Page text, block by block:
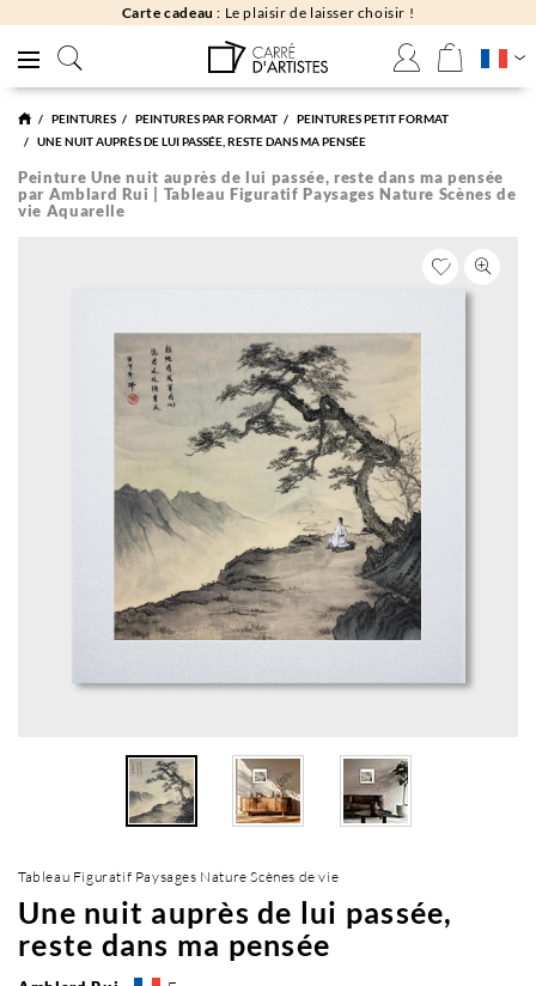
Carte cadeau : Le plaisir de laisser choisir !
PEINTURES PEINTURES PAR FORMAT
PEINTURES PETIT FORMAT
UNE NUIT AUPRÈS DE LUI PASSÉE, RESTE DANS MA PENSÉE
Peinture Une nuit auprès de lui passée, reste dans ma pensée
par Amblard Rui | Tableau Figuratif Paysages Nature Scènes de
vie Aquarelle
Tableau Figuratif Paysages Nature Scènes de vie
Une nuit auprès de lui passée,
reste dans ma pensée